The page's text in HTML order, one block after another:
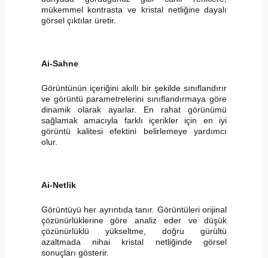
mükemmel kontrasta ve kristal netliğine dayalı
görsel çıktılar üretir.
Ai-Sahne
Görüntünün içeriğini akıllı bir şekilde sınıflandırır
ve görüntü parametrelerini sınıflandırmaya göre
dinamik olarak ayarlar. En rahat görünümü
sağlamak amacıyla farklı içerikler için en iyi
görüntü kalitesi efektini belirlemeye yardımcı
olur.
Ai-Netlik
Görüntüyü her ayrıntıda tanır. Görüntüleri orijinal
çözünürlüklerine göre analiz eder ve düşük
çözünürlüklü yükseltme, doğru gürültü
azaltmada nihai kristal netliğinde görsel
sonuçları gösterir.